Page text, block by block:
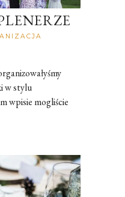
w stylu
wpisie mogliście